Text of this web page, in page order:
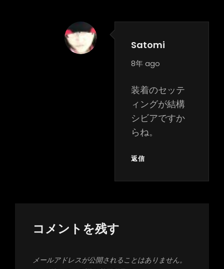
Satomi
says:
8年 ago
装着のセッテ
ィングが結構
シビアですか
らね。
返信
コメントを残す
メールアドレスが公開されることはありません。